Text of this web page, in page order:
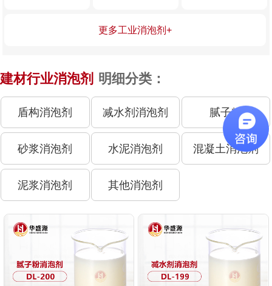
更多工业消泡剂+
建材行业消泡剂 明细分类：
盾构消泡剂 减水剂消泡剂 腻子粉
砂浆消泡剂 水泥消泡剂 混凝土消泡剂
泥浆消泡剂 其他消泡剂